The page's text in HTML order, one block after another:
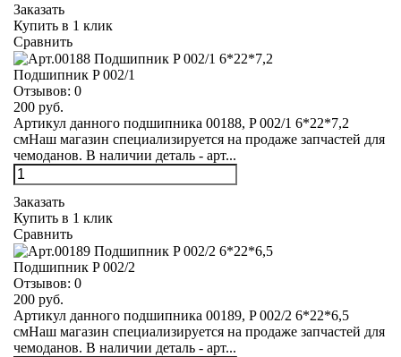
Заказать
Купить в 1 клик
Сравнить
Подшипник P 002/1
Отзывов: 0
200 руб.
Артикул данного подшипника 00188, P 002/1 6*22*7,2
смНаш магазин специализируется на продаже запчастей для
чемоданов. В наличии деталь - арт...
Заказать
Купить в 1 клик
Сравнить
Подшипник P 002/2
Отзывов: 0
200 руб.
Артикул данного подшипника 00189, P 002/2 6*22*6,5
смНаш магазин специализируется на продаже запчастей для
чемоданов. В наличии деталь - арт...